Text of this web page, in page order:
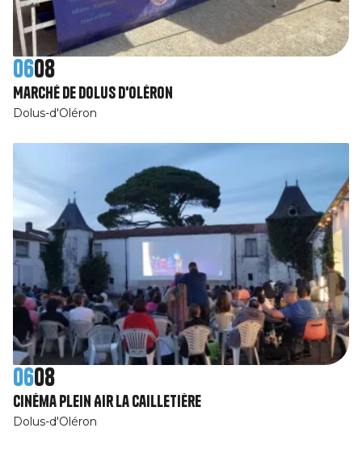
0608
Marché de Dolus d'Oléron
Dolus-d'Oléron
0608
Cinéma Plein Air La Cailletière
Dolus-d'Oléron